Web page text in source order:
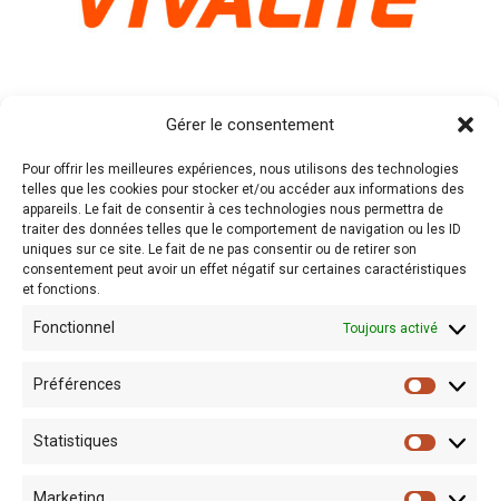
Gérer le consentement
Pour offrir les meilleures expériences, nous utilisons des technologies
telles que les cookies pour stocker et/ou accéder aux informations des
appareils. Le fait de consentir à ces technologies nous permettra de
traiter des données telles que le comportement de navigation ou les ID
uniques sur ce site. Le fait de ne pas consentir ou de retirer son
consentement peut avoir un effet négatif sur certaines caractéristiques
et fonctions.
Fonctionnel Toujours activé
Préférences
Statistiques